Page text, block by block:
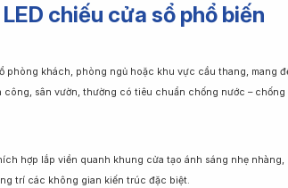
chiếu cửa sổ phổ biến
phòng khách, phòng ngủ hoặc khu vực cầu thang, mang
công, sân vườn, thường có tiêu chuẩn chống nước –
hợp lắp viền quanh khung cửa tạo ánh sáng nhẹ nhàng,
trí các không gian kiến trúc đặc biệt.